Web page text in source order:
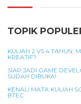
TOPIK
KULIAH 2 VS 4 TAHUN:
KREATIF?
SIAP JADI GAME
SUDAH DIBUKA!
KENALI MATA KULIAH
BTEC